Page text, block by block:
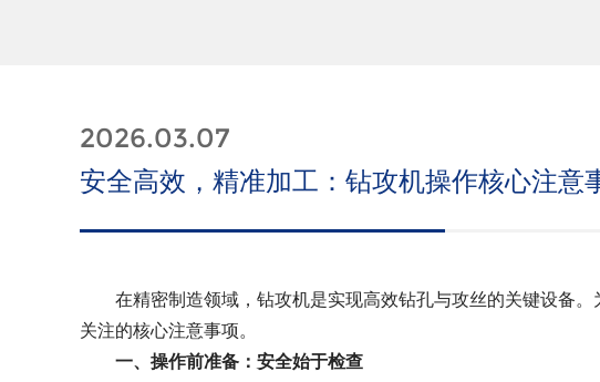
2026.03.07
安全高效，精准加工：钻攻机操作核心注意
在精密制造领域，钻攻机是实现高效钻孔与攻丝的关键设备。
关注的核心注意事项。
一、操作前准备：安全始于检查